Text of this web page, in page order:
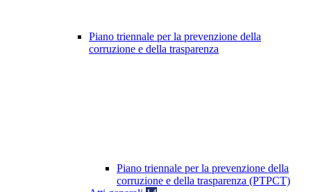
Piano triennale per la prevenzione della
corruzione e della trasparenza
Piano triennale per la prevenzione della
corruzione e della trasparenza (PTPCT)